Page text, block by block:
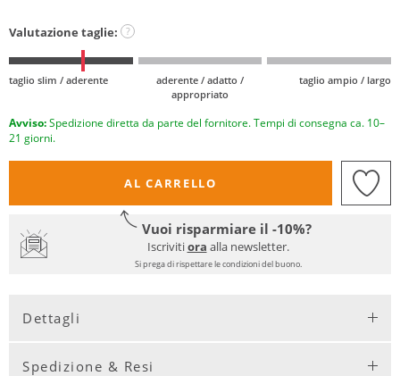
Valutazione taglie: ?
taglio slim / aderente
aderente / adatto /
appropriato
taglio ampio / largo
Avviso: Spedizione diretta da parte del fornitore. Tempi di consegna ca. 10–
21 giorni.
AL CARRELLO
Vuoi risparmiare il -10%?
Iscrivitiora alla newsletter.
Si prega di rispettare le condizioni del buono.
Dettagli
Spedizione & Resi